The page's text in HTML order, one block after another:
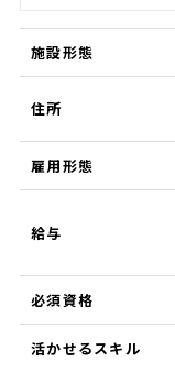
施設形態
住所
雇用形態
給与
必須資格
活かせるスキル